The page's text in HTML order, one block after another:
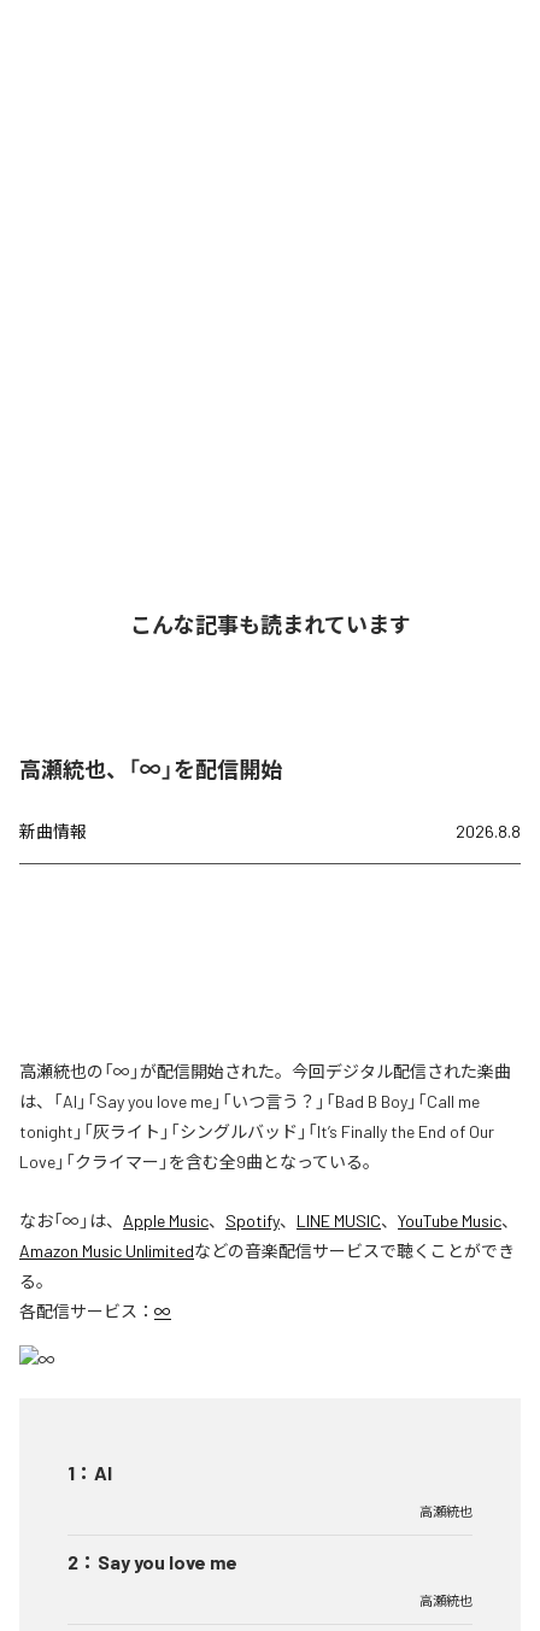
こんな記事も読まれています
高瀬統也、「∞」を配信開始
新曲情報 2026.8.8
高瀬統也の「∞」が配信開始された。今回デジタル配信された楽曲
は、「AI」「Say you love me」「いつ言う？」「Bad B Boy」「Call me
tonight」「灰ライト」「シングルバッド」「It’s Finally the End of Our
Love」「クライマー」を含む全9曲となっている。
なお「∞ 」は、 Apple Music、 Spotify、 LINE MUSIC、 YouTube Music、
Amazon Music Unlimitedなどの音楽配信サービスで聴くことができ
る。
各配信サービス： ∞
1 ： AI
高瀬統也
2 ： Say you love me
高瀬統也